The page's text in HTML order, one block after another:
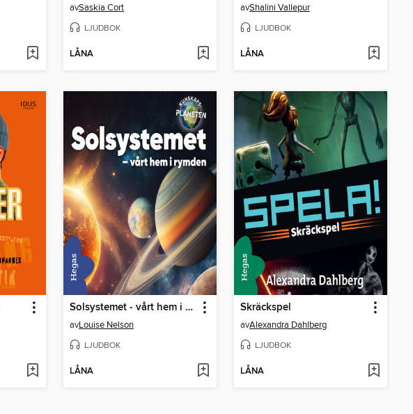
avSaskia Cort
LJUDBOK
LÅNA
avShalini Vallepur
LJUDBOK
LÅNA
Solsystemet - vårt hem i rymden
avLouise Nelson
LJUDBOK
LÅNA
Skräckspel
avAlexandra Dahlberg
LJUDBOK
LÅNA